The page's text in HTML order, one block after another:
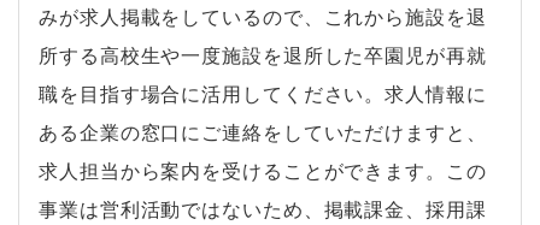
みが求人掲載をしているので、これから施設を退
所する高校生や一度施設を退所した卒園児が再就
職を目指す場合に活用してください。求人情報に
ある企業の窓口にご連絡をしていただけますと、
求人担当から案内を受けることができます。この
事業は営利活動ではないため、掲載課金、採用課